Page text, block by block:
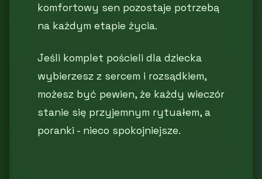
komfortowy sen pozostaje potrzebą
na każdym etapie życia.
Jeśli komplet pościeli dla dziecka
wybierzesz z sercem i rozsądkiem,
możesz być pewien, że każdy wieczór
stanie się przyjemnym rytuałem, a
poranki - nieco spokojniejsze.